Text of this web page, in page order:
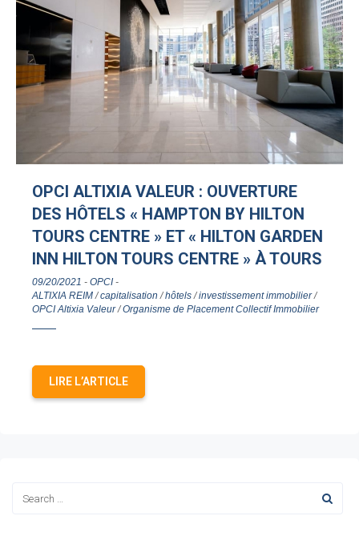
OPCI ALTIXIA VALEUR : OUVERTURE
DES HÔTELS « HAMPTON BY HILTON
TOURS CENTRE » ET « HILTON GARDEN
INN HILTON TOURS CENTRE » À TOURS
09/20/2021 - OPCI-
ALTIXIA REIM/capitalisation /hôtels/investissement immobilier/
OPCI Altixia Valeur/Organisme de Placement Collectif Immobilier
LIRE L’ARTICLE